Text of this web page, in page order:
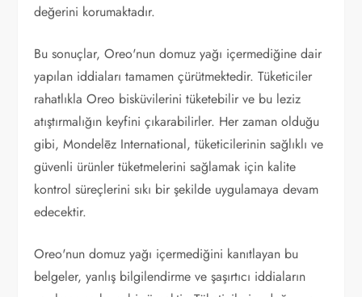
değerini korumaktadır.
Bu sonuçlar, Oreo'nun domuz yağı içermediğine dair
yapılan iddiaları tamamen çürütmektedir. Tüketiciler
rahatlıkla Oreo bisküvilerini tüketebilir ve bu leziz
atıştırmalığın keyfini çıkarabilirler. Her zaman olduğu
gibi, Mondelēz International, tüketicilerinin sağlıklı ve
güvenli ürünler tüketmelerini sağlamak için kalite
kontrol süreçlerini sıkı bir şekilde uygulamaya devam
edecektir.
Oreo'nun domuz yağı içermediğini kanıtlayan bu
belgeler, yanlış bilgilendirme ve şaşırtıcı iddiaların